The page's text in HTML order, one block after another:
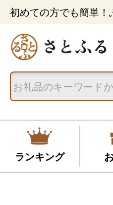
初めての方でも簡単！
ランキング